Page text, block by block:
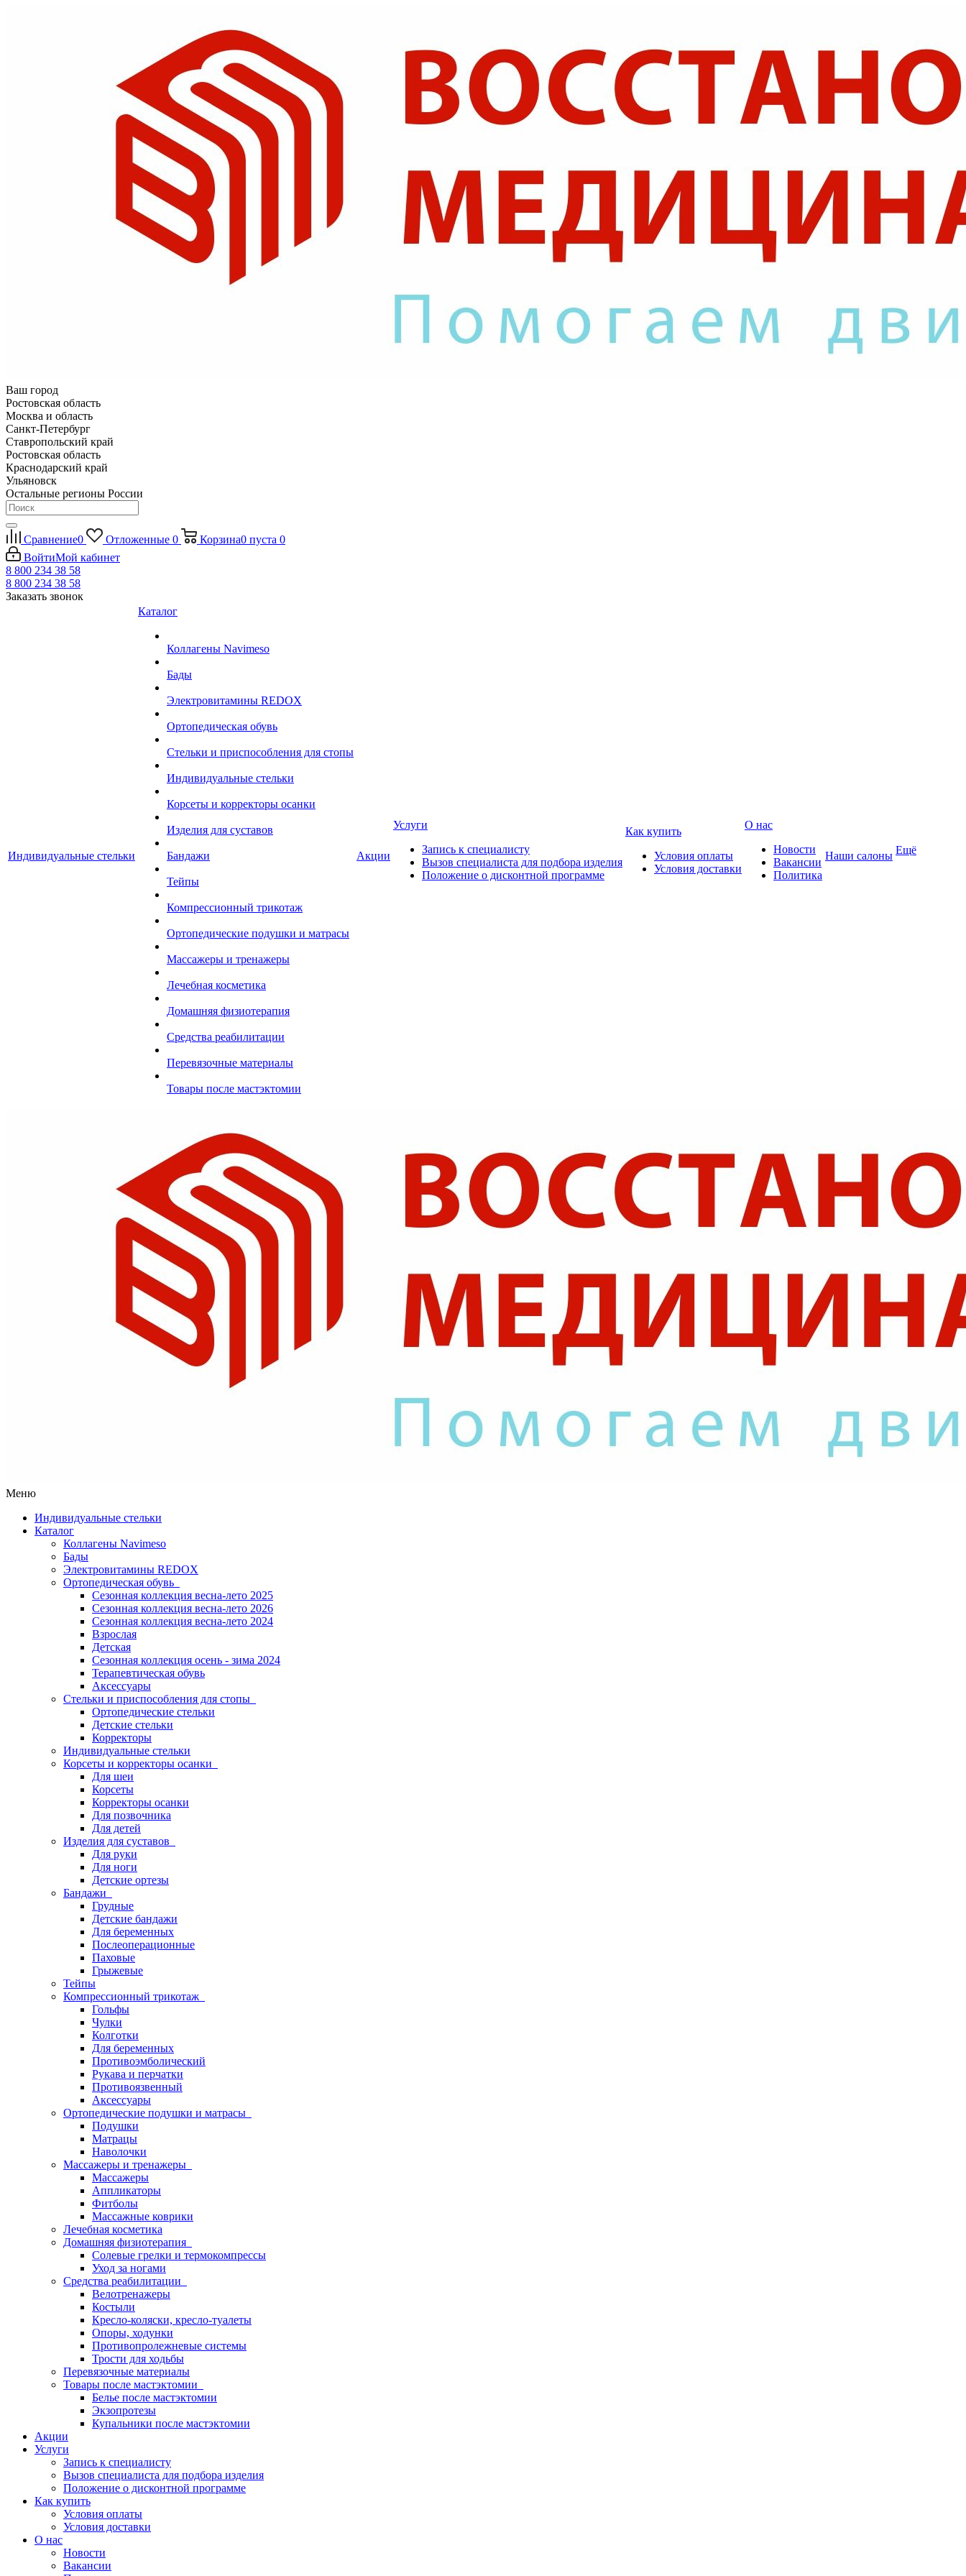
Ваш город
Ростовская область
Москва и область
Санкт-Петербург
Ставропольский край
Ростовская область
Краснодарский край
Ульяновск
Остальные регионы России
Сравнение0 Отложенные 0 Корзина0 пуста 0
ВойтиМой кабинет
8 800 234 38 58
8 800 234 38 58
Заказать звонок
Индивидуальные стельки
Каталог
Коллагены Navimeso
Бады
Электровитамины REDOX
Ортопедическая обувь
Стельки и приспособления для стопы
Индивидуальные стельки
Корсеты и корректоры осанки
Изделия для суставов
Бандажи
Тейпы
Компрессионный трикотаж
Ортопедические подушки и матрасы
Массажеры и тренажеры
Лечебная косметика
Домашняя физиотерапия
Средства реабилитации
Перевязочные материалы
Товары после мастэктомии
Акции
Услуги
Запись к специалисту
Вызов специалиста для подбора изделия
Положение о дисконтной программе
Как купить
Условия оплаты
Условия доставки
О нас
Новости
Вакансии
Политика
Наши салоны Ещё
Меню
Индивидуальные стельки
Каталог
Коллагены Navimeso
Бады
Электровитамины REDOX
Ортопедическая обувь
Сезонная коллекция весна-лето 2025
Сезонная коллекция весна-лето 2026
Сезонная коллекция весна-лето 2024
Взрослая
Детская
Сезонная коллекция осень - зима 2024
Терапевтическая обувь
Аксессуары
Стельки и приспособления для стопы
Ортопедические стельки
Детские стельки
Корректоры
Индивидуальные стельки
Корсеты и корректоры осанки
Для шеи
Корсеты
Корректоры осанки
Для позвочника
Для детей
Изделия для суставов
Для руки
Для ноги
Детские ортезы
Бандажи
Грудные
Детские бандажи
Для беременных
Послеоперационные
Паховые
Грыжевые
Тейпы
Компрессионный трикотаж
Гольфы
Чулки
Колготки
Для беременных
Противоэмболический
Рукава и перчатки
Противоязвенный
Аксессуары
Ортопедические подушки и матрасы
Подушки
Матрацы
Наволочки
Массажеры и тренажеры
Массажеры
Аппликаторы
Фитболы
Массажные коврики
Лечебная косметика
Домашняя физиотерапия
Солевые грелки и термокомпрессы
Уход за ногами
Средства реабилитации
Велотренажеры
Костыли
Кресло-коляски, кресло-туалеты
Опоры, ходунки
Противопролежневые системы
Трости для ходьбы
Перевязочные материалы
Товары после мастэктомии
Белье после мастэктомии
Экзопротезы
Купальники после мастэктомии
Акции
Услуги
Запись к специалисту
Вызов специалиста для подбора изделия
Положение о дисконтной программе
Как купить
Условия оплаты
Условия доставки
О нас
Новости
Вакансии